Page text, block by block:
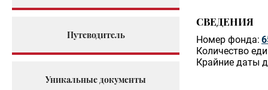
Путеводитель
Уникальные документы
СВЕДЕНИЯ
Номер фонда:
Количество
Крайние даты